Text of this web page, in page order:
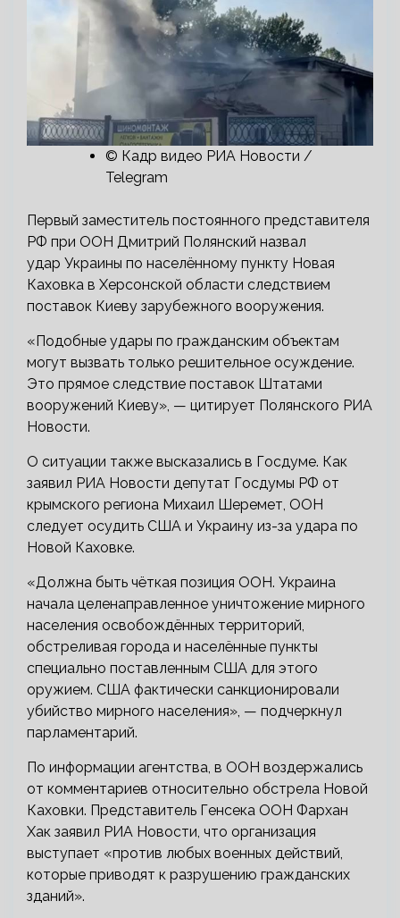
© Кадр видео РИА Новости /
Telegram
Первый заместитель постоянного представителя
РФ при ООН Дмитрий Полянский назвал
удар Украины по населённому пункту Новая
Каховка в Херсонской области следствием
поставок Киеву зарубежного вооружения.
«Подобные удары по гражданским объектам
могут вызвать только решительное осуждение.
Это прямое следствие поставок Штатами
вооружений Киеву», — цитирует Полянского РИА
Новости.
О ситуации также высказались в Госдуме. Как
заявил РИА Новости депутат Госдумы РФ от
крымского региона Михаил Шеремет, ООН
следует осудить США и Украину из-за удара по
Новой Каховке.
«Должна быть чёткая позиция ООН. Украина
начала целенаправленное уничтожение мирного
населения освобождённых территорий,
обстреливая города и населённые пункты
специально поставленным США для этого
оружием. США фактически санкционировали
убийство мирного населения», — подчеркнул
парламентарий.
По информации агентства, в ООН воздержались
от комментариев относительно обстрела Новой
Каховки. Представитель Генсека ООН Фархан
Хак заявил РИА Новости, что организация
выступает «против любых военных действий,
которые приводят к разрушению гражданских
зданий».